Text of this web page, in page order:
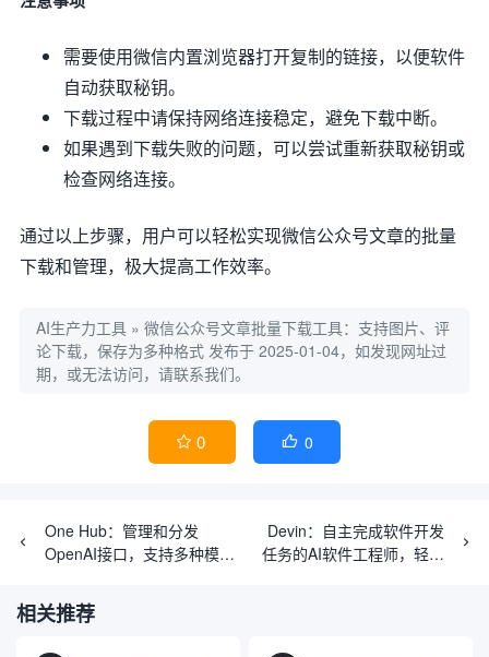
需要使用微信内置浏览器打开复制的链接，以便软件
自动获取秘钥。
下载过程中请保持网络连接稳定，避免下载中断。
如果遇到下载失败的问题，可以尝试重新获取秘钥或
检查网络连接。
通过以上步骤，用户可以轻松实现微信公众号文章的批量
下载和管理，极大提高工作效率。
AI生产力工具 » 微信公众号文章批量下载工具：支持图片、评
论下载，保存为多种格式 发布于 2025-01-04，如发现网址过
期，或无法访问，请联系我们。
 0  0
One Hub：管理和分发
OpenAI接口，支持多种模型
Devin：自主完成软件开发
任务的AI软件工程师，轻松
相关推荐